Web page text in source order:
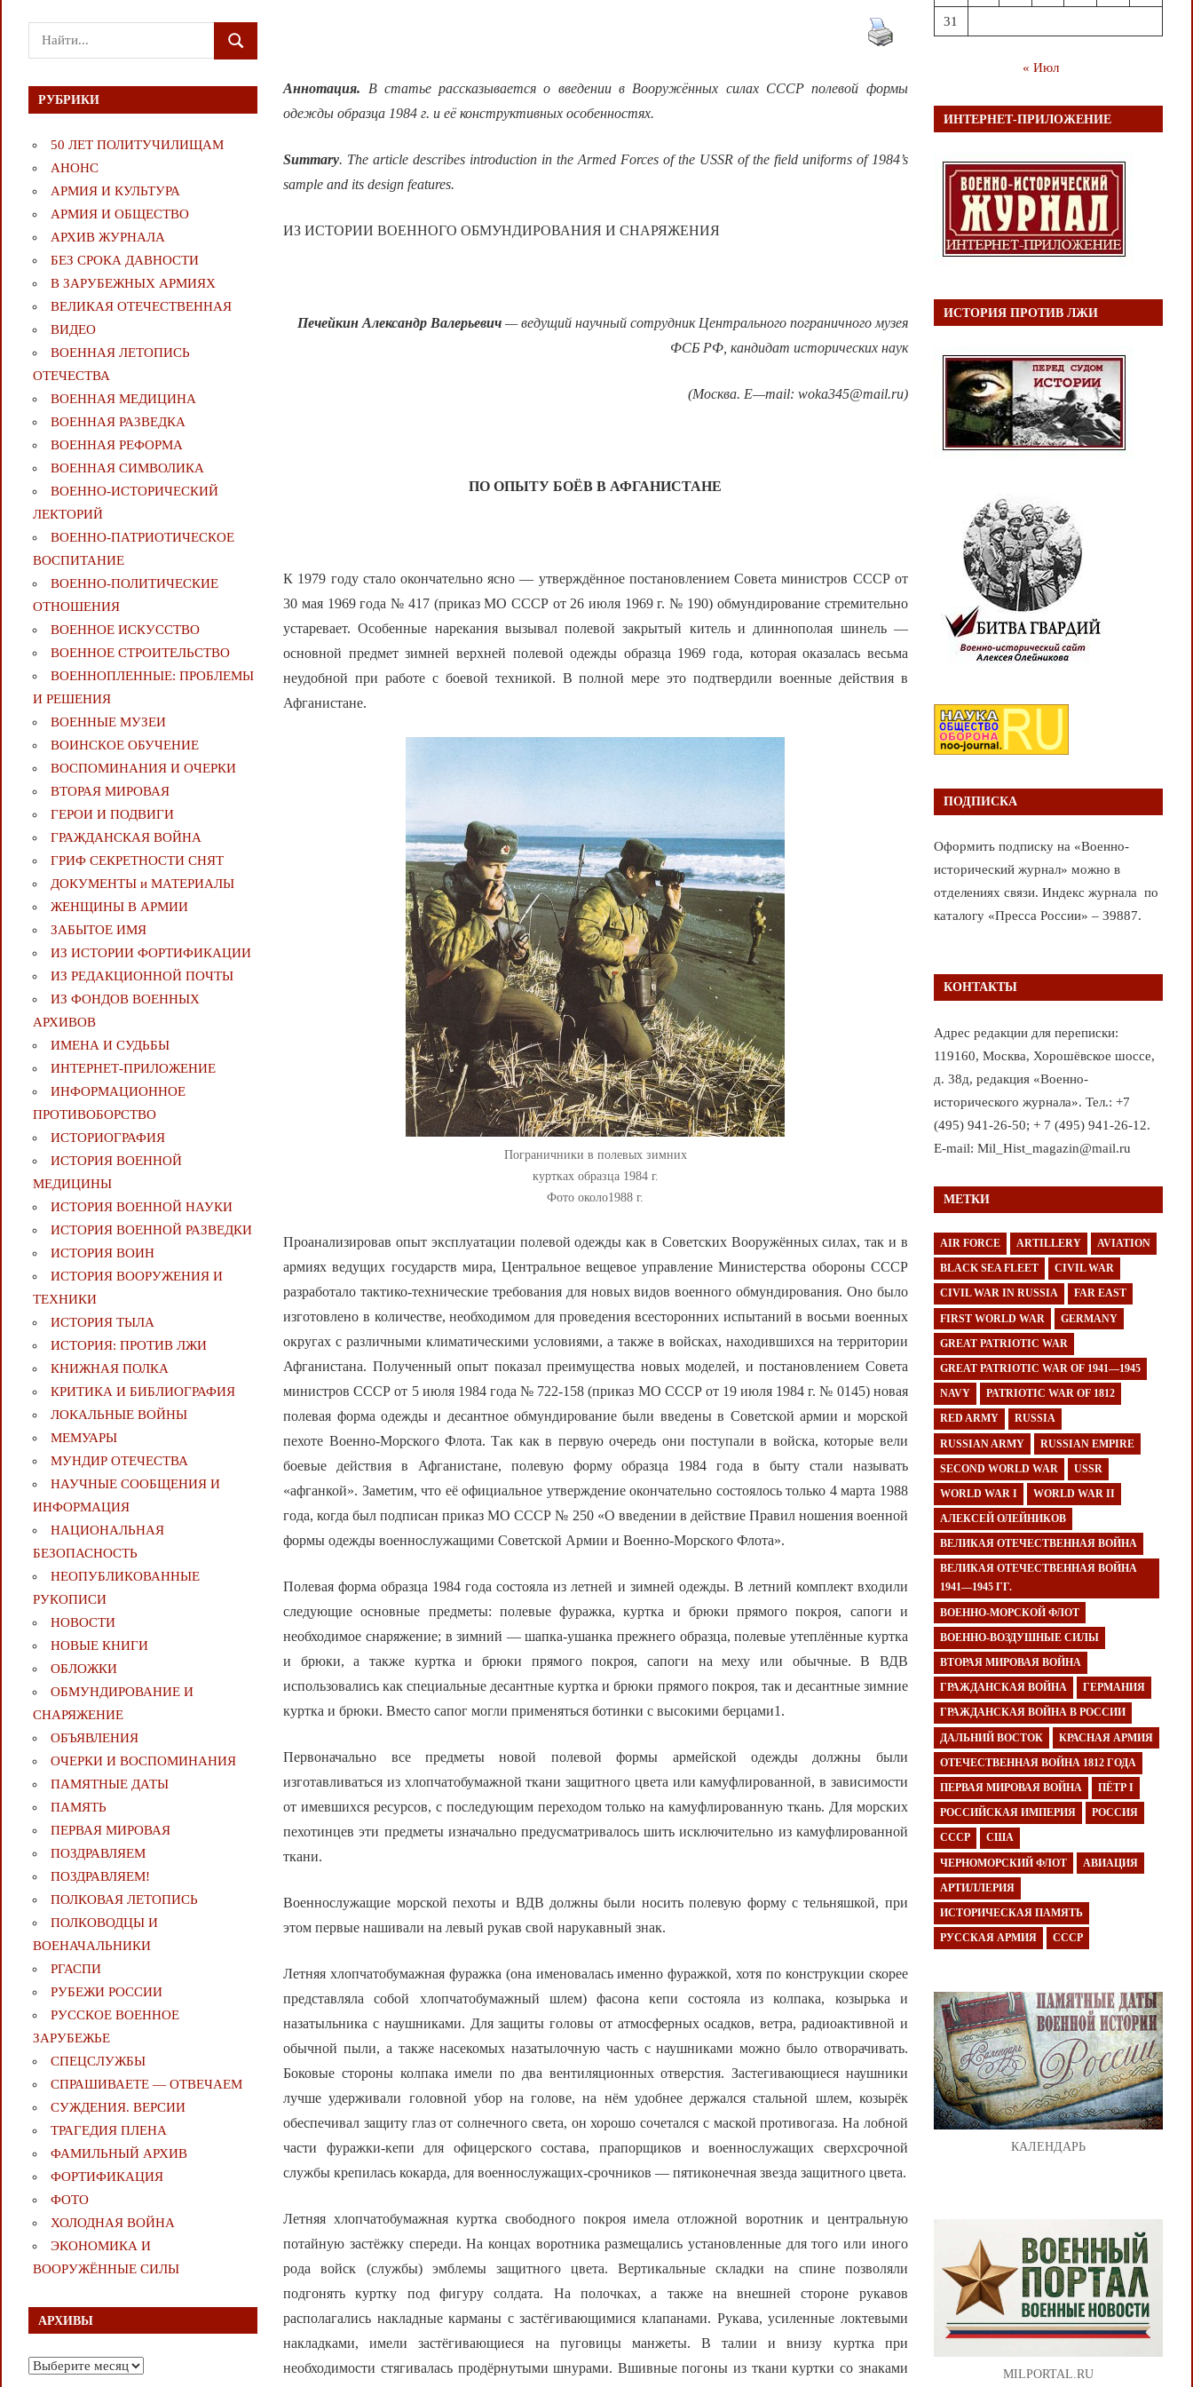
Аннотация.
В статье рассказывается о введении в Вооружённых силах СССР полевой формы
одежды образца 1984 г. и её конструктивных особенностях.
Summary. The article describes introduction in the Armed Forces of the USSR of the field uniforms of 1984’s
sample and its design features.
ИЗ ИСТОРИИ ВОЕННОГО ОБМУНДИРОВАНИЯ И СНАРЯЖЕНИЯ
ПечейкинАлександр Валерьевич— ведущий научный сотрудник Центрального пограничного музея
ФСБ РФ, кандидат исторических наук
(Москва. E—mail: woka345@mail.ru)
ПО ОПЫТУ БОЁВ В АФГАНИСТАНЕ
К 1979 году стало окончательно ясно — утверждённое постановлением Совета министров СССР от
30 мая 1969 года № 417 (приказ МО СССР от 26 июля 1969 г. № 190) обмундирование стремительно
устаревает. Особенные нарекания вызывал полевой закрытый китель и длиннополая шинель —
основной предмет зимней верхней полевой одежды образца 1969 года, которая оказалась весьма
неудобной при работе с боевой техникой. В полной мере это подтвердили военные действия в
Афганистане.
Пограничники в полевых зимних
куртках образца 1984 г.
Фото около1988 г.
Проанализировав опыт эксплуатации полевой одежды как в Советских Вооружённых силах, так и в
армиях ведущих государств мира, Центральное вещевое управление Министерства обороны СССР
разработало тактико-технические требования для новых видов военного обмундирования. Оно было
изготовлено в количестве, необходимом для проведения всесторонних испытаний в восьми военных
округах с различными климатическими условиями, а также в войсках, находившихся на территории
Афганистана. Полученный опыт показал преимущества новых моделей, и постановлением Совета
министров СССР от 5 июля 1984 года № 722-158 (приказ МО СССР от 19 июля 1984 г. № 0145) новая
полевая форма одежды и десантное обмундирование были введены в Советской армии и морской
пехоте Военно-Морского Флота. Так как в первую очередь они поступали в войска, которые вели
боевые действия в Афганистане, полевую форму образца 1984 года в быту стали называть
«афганкой». Заметим, что её официальное утверждение окончательно состоялось только 4 марта 1988
года, когда был подписан приказ МО СССР № 250 «О введении в действие Правил ношения военной
формы одежды военнослужащими Советской Армии и Военно-Морского Флота».
Полевая форма образца 1984 года состояла из летней и зимней одежды. В летний комплект входили
следующие основные предметы: полевые фуражка, куртка и брюки прямого покроя, сапоги и
необходимое снаряжение; в зимний — шапка-ушанка прежнего образца, полевые утеплённые куртка
и брюки, а также куртка и брюки прямого покроя, сапоги на меху или обычные. В ВДВ
использовались как специальные десантные куртка и брюки прямого покроя, так и десантные зимние
куртка и брюки. Вместо сапог могли применяться ботинки с высокими берцами1.
Первоначально все предметы новой полевой формы армейской одежды должны были
изготавливаться из хлопчатобумажной ткани защитного цвета или камуфлированной, в зависимости
от имевшихся ресурсов, с последующим переходом только на камуфлированную ткань. Для морских
пехотинцев эти предметы изначально предусматривалось шить исключительно из камуфлированной
ткани.
Военнослужащие морской пехоты и ВДВ должны были носить полевую форму с тельняшкой, при
этом первые нашивали на левый рукав свой нарукавный знак.
Летняя хлопчатобумажная фуражка (она именовалась именно фуражкой, хотя по конструкции скорее
представляла собой хлопчатобумажный шлем) фасона кепи состояла из колпака, козырька и
назатыльника с наушниками. Для защиты головы от атмосферных осадков, ветра, радиоактивной и
обычной пыли, а также насекомых назатылочную часть с наушниками можно было отворачивать.
Боковые стороны колпака имели по два вентиляционных отверстия. Застегивающиеся наушники
лучше удерживали головной убор на голове, на нём удобнее держался стальной шлем, козырёк
обеспечивал защиту глаз от солнечного света, он хорошо сочетался с маской противогаза. На лобной
части фуражки-кепи для офицерского состава, прапорщиков и военнослужащих сверхсрочной
службы крепилась кокарда, для военнослужащих-срочников — пятиконечная звезда защитного цвета.
Летняя хлопчатобумажная куртка свободного покроя имела отложной воротник и центральную
потайную застёжку спереди. На концах воротника размещались установленные для того или иного
рода войск (службы) эмблемы защитного цвета. Вертикальные складки на спине позволяли
подгонять куртку под фигуру солдата. На полочках, а также на внешней стороне рукавов
располагались накладные карманы с застёгивающимися клапанами. Рукава, усиленные локтевыми
накладками, имели застёгивающиеся на пуговицы манжеты. В талии и внизу куртка при
необходимости стягивалась продёрнутыми шнурами. Вшивные погоны из ткани куртки со знаками
Поиск
для:
ПОИСК
РУБРИКИ
50 ЛЕТ ПОЛИТУЧИЛИЩАМ
АНОНС
АРМИЯ И КУЛЬТУРА
АРМИЯ И ОБЩЕСТВО
АРХИВ ЖУРНАЛА
БЕЗ СРОКА ДАВНОСТИ
В ЗАРУБЕЖНЫХ АРМИЯХ
ВЕЛИКАЯ ОТЕЧЕСТВЕННАЯ
ВИДЕО
ВОЕННАЯ ЛЕТОПИСЬ
ОТЕЧЕСТВА
ВОЕННАЯ МЕДИЦИНА
ВОЕННАЯ РАЗВЕДКА
ВОЕННАЯ РЕФОРМА
ВОЕННАЯ СИМВОЛИКА
ВОЕННО-ИСТОРИЧЕСКИЙ
ЛЕКТОРИЙ
ВОЕННО-ПАТРИОТИЧЕСКОЕ
ВОСПИТАНИЕ
ВОЕННО-ПОЛИТИЧЕСКИE
ОТНОШЕНИЯ
ВОЕННОЕ ИСКУССТВО
ВОЕННОЕ СТРОИТЕЛЬСТВО
ВОЕННОПЛЕННЫЕ: ПРОБЛЕМЫ
И РЕШЕНИЯ
ВОЕННЫЕ МУЗЕИ
ВОИНСКОЕ ОБУЧЕНИЕ
ВОСПОМИНАНИЯ И ОЧЕРКИ
ВТОРАЯ МИРОВАЯ
ГЕРОИ И ПОДВИГИ
ГРАЖДАНСКАЯ ВОЙНА
ГРИФ СЕКРЕТНОСТИ СНЯТ
ДОКУМЕНТЫ и МАТЕРИАЛЫ
ЖЕНЩИНЫ В АРМИИ
ЗАБЫТОЕ ИМЯ
ИЗ ИСТОРИИ ФОРТИФИКАЦИИ
ИЗ РЕДАКЦИОННОЙ ПОЧТЫ
ИЗ ФОНДОВ ВОЕННЫХ
АРХИВОВ
ИМЕНА И СУДЬБЫ
ИНТЕРНЕТ-ПРИЛОЖЕНИЕ
ИНФОРМАЦИОННОЕ
ПРОТИВОБОРСТВО
ИСТОРИОГРАФИЯ
ИСТОРИЯ ВОЕННОЙ
МЕДИЦИНЫ
ИСТОРИЯ ВОЕННОЙ НАУКИ
ИСТОРИЯ ВОЕННОЙ РАЗВЕДКИ
ИСТОРИЯ ВОИН
ИСТОРИЯ ВООРУЖЕНИЯ И
ТЕХНИКИ
ИСТОРИЯ ТЫЛА
ИСТОРИЯ: ПРОТИВ ЛЖИ
КНИЖНАЯ ПОЛКА
КРИТИКА И БИБЛИОГРАФИЯ
ЛОКАЛЬНЫЕ ВОЙНЫ
МЕМУАРЫ
МУНДИР ОТЕЧЕСТВА
НАУЧНЫЕ СООБЩЕНИЯ И
ИНФОРМАЦИЯ
НАЦИОНАЛЬНАЯ
БЕЗОПАСНОСТЬ
НЕОПУБЛИКОВАННЫЕ
РУКОПИСИ
НОВОСТИ
НОВЫЕ КНИГИ
ОБЛОЖКИ
ОБМУНДИРОВАНИЕ И
СНАРЯЖЕНИЕ
ОБЪЯВЛЕНИЯ
ОЧЕРКИ И ВОСПОМИНАНИЯ
ПАМЯТНЫЕ ДАТЫ
ПАМЯТЬ
ПЕРВАЯ МИРОВАЯ
ПОЗДРАВЛЯЕМ
ПОЗДРАВЛЯЕМ!
ПОЛКОВАЯ ЛЕТОПИСЬ
ПОЛКОВОДЦЫ И
ВОЕНАЧАЛЬНИКИ
РГАСПИ
РУБЕЖИ РОССИИ
РУССКОЕ ВОЕННОЕ
ЗАРУБЕЖЬЕ
СПЕЦСЛУЖБЫ
СПРАШИВАЕТЕ — ОТВЕЧАЕМ
СУЖДЕНИЯ. ВЕРСИИ
ТРАГЕДИЯ ПЛЕНА
ФАМИЛЬНЫЙ АРХИВ
ФОРТИФИКАЦИЯ
ФОТО
ХОЛОДНАЯ ВОЙНА
ЭКОНОМИКА И
ВООРУЖЁННЫЕ СИЛЫ
АРХИВЫ
Архивы
31
« Июл
ИНТЕРНЕТ-ПРИЛОЖЕНИЕ
ИСТОРИЯ ПРОТИВ ЛЖИ
ПОДПИСКА
Оформить подписку на «Военно-
исторический журнал» можно в
отделениях связи. Индекс журнала по
каталогу «Пресса России» – 39887.
КОНТАКТЫ
Адрес редакции для переписки:
119160, Москва, Хорошёвское шоссе,
д. 38д, редакция «Военно-
исторического журнала». Тел.: +7
(495) 941-26-50; + 7 (495) 941-26-12.
E-mail: Mil_Hist_magazin@mail.ru
МЕТКИ
AIR FORCE ARTILLERY AVIATION
BLACK SEA FLEET CIVIL WAR
CIVIL WAR IN RUSSIA FAR EAST
FIRST WORLD WAR GERMANY
GREAT PATRIOTIC WAR
GREAT PATRIOTIC WAR OF 1941—1945
NAVY PATRIOTIC WAR OF 1812
RED ARMY RUSSIA
RUSSIAN ARMY RUSSIAN EMPIRE
SECOND WORLD WAR USSR
WORLD WAR I WORLD WAR II
АЛЕКСЕЙ ОЛЕЙНИКОВ
ВЕЛИКАЯ ОТЕЧЕСТВЕННАЯ ВОЙНА
ВЕЛИКАЯ ОТЕЧЕСТВЕННАЯ ВОЙНА
1941—1945 ГГ.
ВОЕННО-МОРСКОЙ ФЛОТ
ВОЕННО-ВОЗДУШНЫЕ СИЛЫ
ВТОРАЯ МИРОВАЯ ВОЙНА
ГРАЖДАНСКАЯ ВОЙНА ГЕРМАНИЯ
ГРАЖДАНСКАЯ ВОЙНА В РОССИИ
ДАЛЬНИЙ ВОСТОК КРАСНАЯ АРМИЯ
ОТЕЧЕСТВЕННАЯ ВОЙНА 1812 ГОДА
ПЕРВАЯ МИРОВАЯ ВОЙНА ПЁТР I
РОССИЙСКАЯ ИМПЕРИЯ РОССИЯ
СССР США
ЧЕРНОМОРСКИЙ ФЛОТ АВИАЦИЯ
АРТИЛЛЕРИЯ
ИСТОРИЧЕСКАЯ ПАМЯТЬ
РУССКАЯ АРМИЯ СССР
КАЛЕНДАРЬ
MILPORTAL.RU